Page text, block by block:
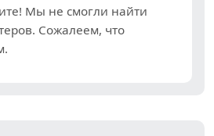
Мы не смогли найти
Сожалеем, что